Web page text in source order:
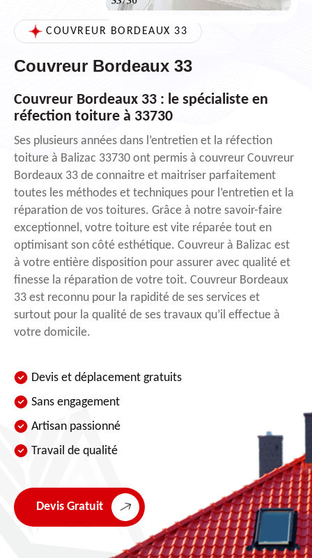
COUVREUR BORDEAUX 33
Couvreur Bordeaux 33
Couvreur Bordeaux 33 : le spécialiste en
réfection toiture à 33730
Ses plusieurs années dans l’entretien et la réfection
toiture à Balizac 33730 ont permis à couvreur Couvreur
Bordeaux 33 de connaitre et maitriser parfaitement
toutes les méthodes et techniques pour l’entretien et la
réparation de vos toitures. Grâce à notre savoir-faire
exceptionnel, votre toiture est vite réparée tout en
optimisant son côté esthétique. Couvreur à Balizac est
à votre entière disposition pour assurer avec qualité et
finesse la réparation de votre toit. Couvreur Bordeaux
33 est reconnu pour la rapidité de ses services et
surtout pour la qualité de ses travaux qu’il effectue à
votre domicile.
Devis et déplacement gratuits
Sans engagement
Artisan passionné
Travail de qualité
Devis Gratuit